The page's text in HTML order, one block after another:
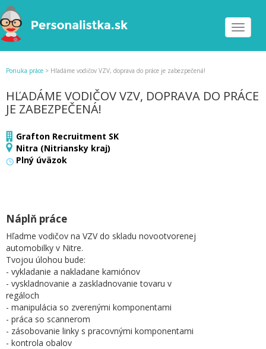
Toggle
Ponuka práce > Hľadáme vodičov VZV, doprava do práce je zabezpečená!
HĽADÁME VODIČOV VZV, DOPRAVA DO PRÁCE
JE ZABEZPEČENÁ!
Grafton Recruitment SK
Nitra (Nitriansky kraj)
Plný úväzok
Náplň práce
Hľadme vodičov na VZV do skladu novootvorenej
automobilky v Nitre.
Tvojou úlohou bude:
- vykladanie a nakladane kamiónov
- vyskladnovanie a zaskladnovanie tovaru v
regáloch
- manipulácia so zverenými komponentami
- práca so scannerom
- zásobovanie linky s pracovnými komponentami
- kontrola obalov